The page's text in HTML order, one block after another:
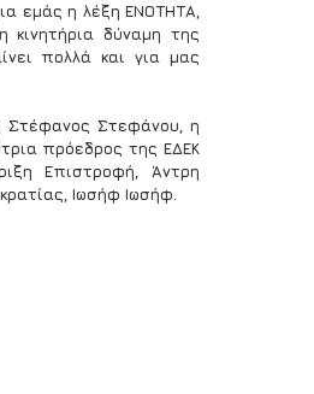
εμάς η λέξη ΕΝΟΤΗΤΑ,
κινητήρια δύναμη της
πολλά και για μας
Στέφανος Στεφάνου, η
πρόεδρος της ΕΔΕΚ
Επιστροφή, Άντρη
Ιωσήφ Ιωσήφ.